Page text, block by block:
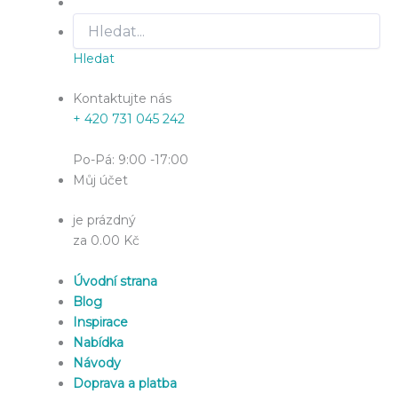
Hledat
Kontaktujte nás
+ 420 731 045 242
Po-Pá: 9:00 -17:00
Můj účet
je prázdný
za 0.00 Kč
Úvodní strana
Blog
Inspirace
Nabídka
Návody
Doprava a platba